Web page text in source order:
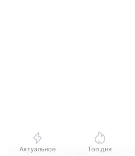
В офисной среде запрос
Актуальное Топ дня